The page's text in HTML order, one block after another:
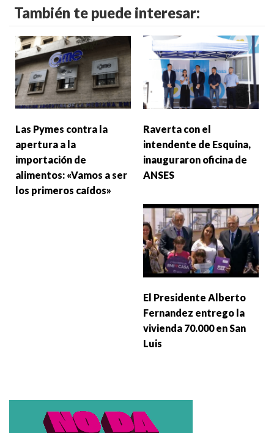
También te puede interesar:
Las Pymes contra la
apertura a la
importación de
alimentos: «Vamos a ser
los primeros caídos»
Raverta con el
intendente de Esquina,
inauguraron oficina de
ANSES
El Presidente Alberto
Fernandez entrego la
vivienda 70.000 en San
Luis